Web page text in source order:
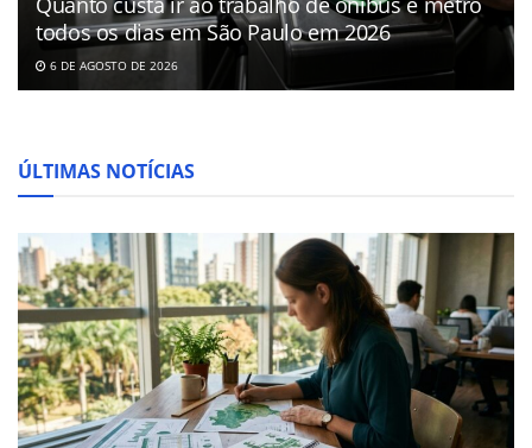
todos os dias em São Paulo em 2026
6 DE AGOSTO DE 2026
ÚLTIMAS NOTÍCIAS